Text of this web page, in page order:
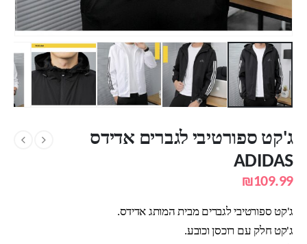
ג'קט ספורטיבי לגברים אדידס
ADIDAS
₪109.99
ג'קט ספורטיבי לגברים מבית המותג אדידס.
ג'קט חלק עם רוכסן וכובע.